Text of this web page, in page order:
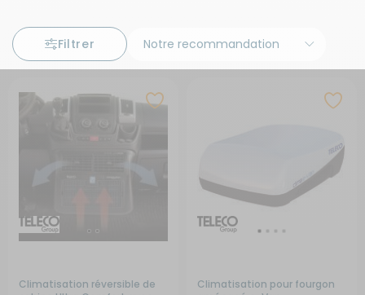
Filtrer
Climatisation réversible de
Climatisation pour fourgon